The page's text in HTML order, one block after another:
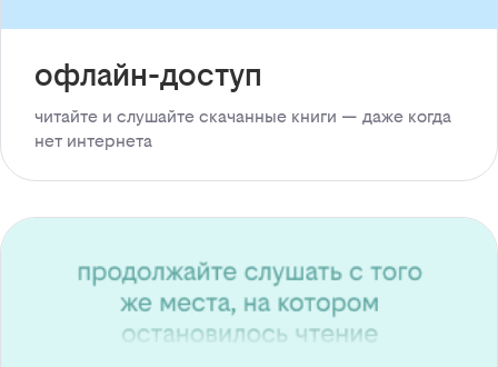
офлайн-доступ
читайте и слушайте скачанные книги — даже когда
нет интернета